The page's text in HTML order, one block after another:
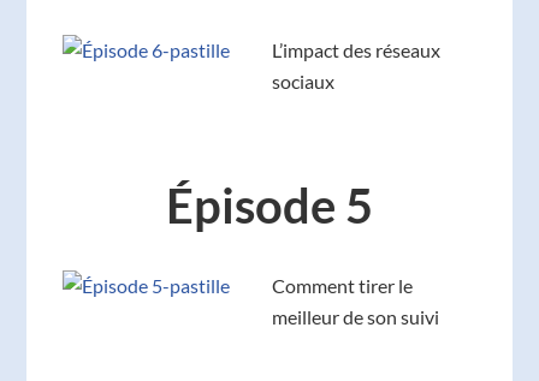
L’impact des réseaux
sociaux
Épisode 5
Comment tirer le
meilleur de son suivi